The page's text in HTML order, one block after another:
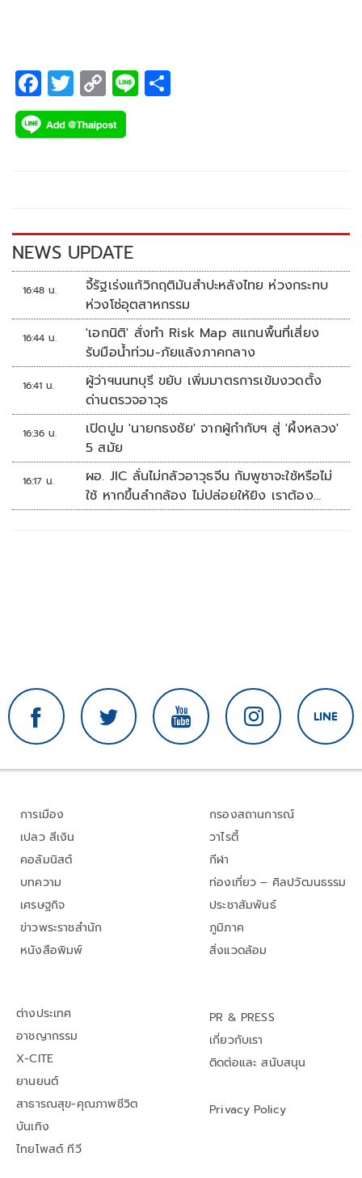
F
ac
e
k
T
wi
tt
C
o
p
k
Li
NEWS UPDATE
16:48 น.
จี้รัฐเร่งแก้วิกฤติมันสำปะหลังไทย ห่วงกระทบ
ห่วงโซ่อุตสาหกรรม
16:44 น.
'เอกนิติ' สั่งทำ Risk Map สแกนพื้นที่เสี่ยง
รับมือน้ำท่วม-ภัยแล้งภาคกลาง
16:41 น.
ผู้ว่าฯนนทบุรี ขยับ เพิ่มมาตรการเข้มงวดตั้ง
ด่านตรวจอาวุธ
16:36 น.
เปิดปูม 'นายกธงชัย' จากผู้กำกับฯ สู่ 'ผึ้งหลวง'
5 สมัย
16:17 น.
ผอ. JIC ลั่นไม่กลัวอาวุธจีน กัมพูชาจะใช้หรือไม่
ใช้ หากขึ้นลำกล้อง ไม่ปล่อยให้ยิง เราต้อง
จัดการก่อน
การเมือง
เปลว สีเงิน
คอลัมนิสต์
บทความ
เศรษฐกิจ
ข่าวพระราชสำนัก
หนังสือพิมพ์
กรองสถานการณ์
วาไรตี้
กีฬา
ท่องเที่ยว – ศิลปวัฒนธรรม
ประชาสัมพันธ์
ภูมิภาค
สิ่งแวดล้อม
ต่างประเทศ
อาชญากรรม
X-CITE
ยานยนต์
สาธารณสุข-คุณภาพชีวิต
บันเทิง
ไทยโพสต์ ทีวี
PR & PRESS
เกี่ยวกับเรา
ติดต่อและ สนับสนุน
Privacy Policy